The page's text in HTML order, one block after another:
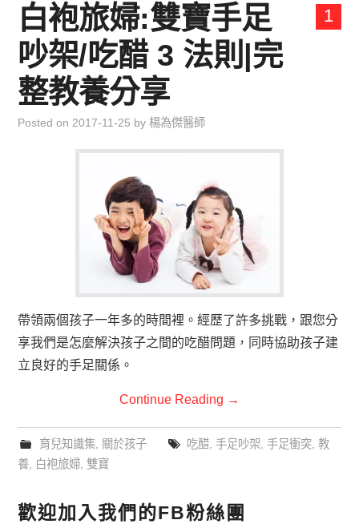
育兒知識集
環遊世界行
直上雲霄去
主婦碎碎念
1
白袍旅婦:雙寶手足
吵架/吃醋 3 法則|完
整教養分享
Posted on 2017-11-25 by楊為傑醫師
帶領兩個孩子一年多的時間裡。經歷了許多挑戰，跟您分
享我們是怎麼解決孩子之間的吃醋問題，同時協助孩子建
立良好的手足關係。
Continue Reading →
育兒知識集, 關於孩子 吃醋, 手足吵架, 手足衝突, 教
養
白袍旅婦 ,雙寶
歡迎加入我們的FB粉絲團